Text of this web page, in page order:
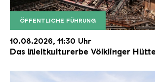
ÖFFENTLICHE FÜHRUNG
Der Erzschrägaufzug der
Copyright: Weltkulturerbe
10.08.2026, 11:30 Uhr
Das Weltkulturerbe Völklinger Hütte